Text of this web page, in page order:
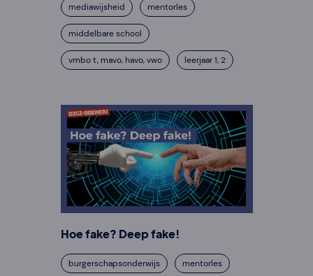
mediawijsheid mentorles
middelbare school
vmbo t, mavo, havo, vwo leerjaar 1, 2
Hoe fake? Deep fake!
burgerschapsonderwijs mentorles